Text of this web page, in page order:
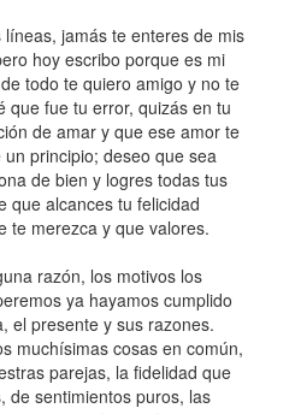
jamás te enteres de mis
hoy escribo porque es mi
todo te quiero amigo y no te
que fue tu error, quizás en tu
de amar y que ese amor te
principio; deseo que sea
de bien y logres todas tus
que alcances tu felicidad
te merezca y que valores.
razón, los motivos los
ya hayamos cumplido
el presente y sus razones.
muchísimas cosas en común,
parejas, la fidelidad que
de sentimientos puros, las